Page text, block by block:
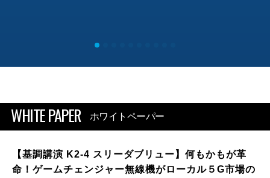
WHITE PAPER ホワイトペーパー
【基調講演 K2-4 スリーダブリュー】何もかもが革
命！ゲームチェンジャー無線機がローカル５G市場の